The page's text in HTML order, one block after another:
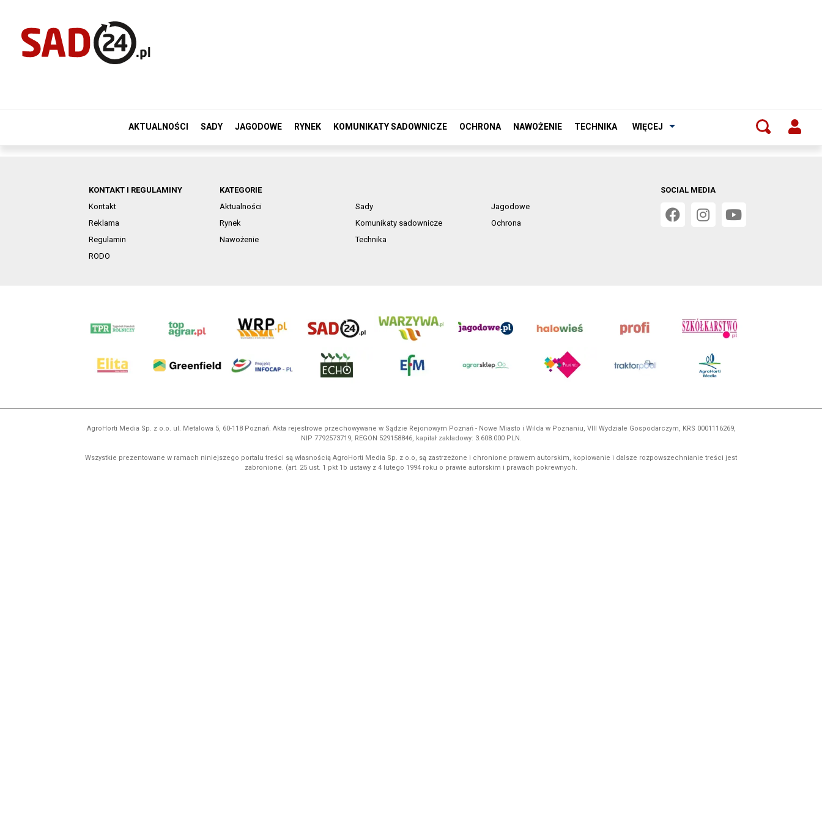
AKTUALNOŚCI SADY JAGODOWE RYNEK KOMUNIKATY SADOWNICZE OCHRONA NAWOŻENIE TECHNIKA WIĘCEJ
KONTAKT I REGULAMINY
Kontakt
Reklama
Regulamin
RODO
KATEGORIE
Aktualności
Sady
Jagodowe
Rynek
Komunikaty sadownicze
Ochrona
Nawożenie
Technika
SOCIAL MEDIA
AgroHorti Media Sp. z o.o. ul. Metalowa 5, 60-118 Poznań. Akta rejestrowe przechowywane w Sądzie Rejonowym Poznań - Nowe Miasto i Wilda w Poznaniu, VIII Wydziale Gospodarczym, KRS 0001116269,
NIP 7792573719, REGON 529158846, kapitał zakładowy: 3.608.000 PLN.
Wszystkie prezentowane w ramach niniejszego portalu treści są własnością AgroHorti Media Sp. z o.o, są zastrzeżone i chronione prawem autorskim, kopiowanie i dalsze rozpowszechnianie treści jest
zabronione. (art. 25 ust. 1 pkt 1b ustawy z 4 lutego 1994 roku o prawie autorskim i prawach pokrewnych.